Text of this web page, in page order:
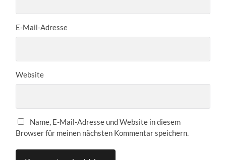
E-Mail-Adresse
Website
Name, E-Mail-Adresse und Website in diesem
Browser für meinen nächsten Kommentar speichern.